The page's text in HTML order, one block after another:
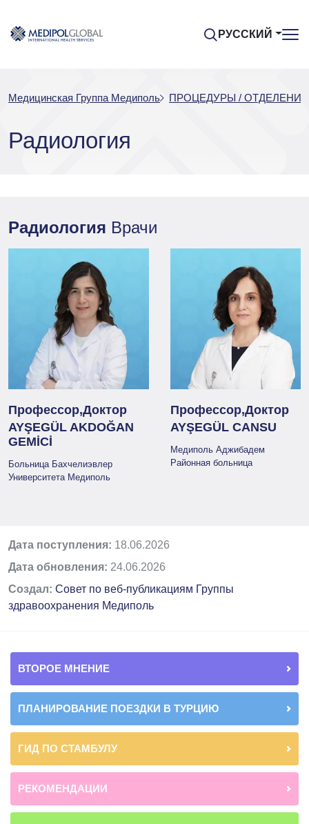
РУССКИЙ
Медицинская Группа Медиполь ПРОЦЕДУРЫ / ОТДЕЛЕНИЯ
Радиология
Радиология Врачи
Профессор,Доктор
AYŞEGÜL AKDOĞAN
GEMİCİ
Больница Бахчелиэвлер
Университета Медиполь
Профессор,Доктор
AYŞEGÜL CANSU
Медиполь Аджибадем
Районная больница
Дата поступления: 18.06.2026
Дата обновления: 24.06.2026
Создал: Совет по веб-публикациям Группы
здравоохранения Медиполь
ВТОРОЕ МНЕНИЕ
ПЛАНИРОВАНИЕ ПОЕЗДКИ В ТУРЦИЮ
ГИД ПО СТАМБУЛУ
РЕКОМЕНДАЦИИ